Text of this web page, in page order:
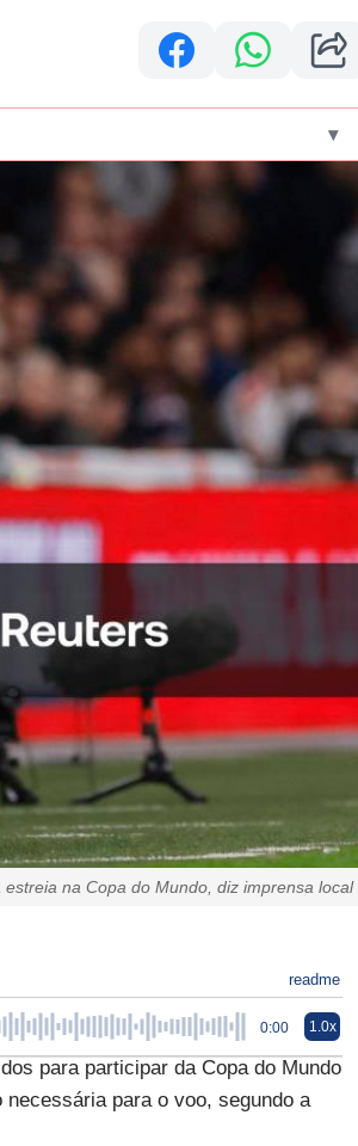
▾
na Copa do Mundo, diz imprensa local
readme
0:00 1.0x
para participar da Copa do Mundo
para o voo, segundo a